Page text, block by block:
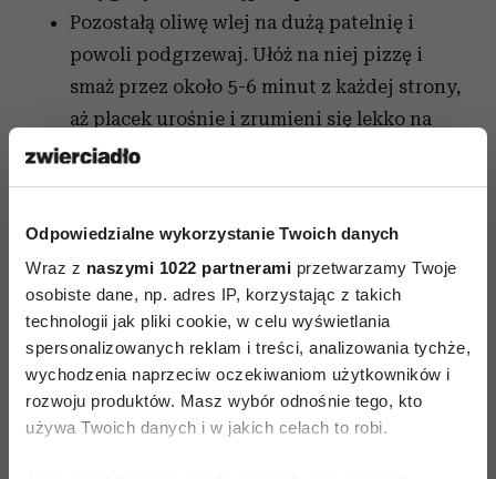
Odpowiedzialne wykorzystanie Twoich danych
Wraz z naszymi 1022 partnerami przetwarzamy Twoje
osobiste dane, np. adres IP, korzystając z takich
technologii jak pliki cookie, w celu wyświetlania
spersonalizowanych reklam i treści, analizowania tychże,
wychodzenia naprzeciw oczekiwaniom użytkowników i
rozwoju produktów. Masz wybór odnośnie tego, kto
używa Twoich danych i w jakich celach to robi.
Pozostałą oliwę wlej na dużą patelnię i
powoli podgrzewaj. Ułóż na niej pizzę i
smaż przez około 5-6 minut z każdej strony,
aż placek urośnie i zrumieni się lekko na
brzegach.
Polentę z warzywami ułóż na talerzach,
soków, które się wygotowały.cztery części. Z
każdej z nich uformuj cienki placek w
kształcie bułki do hamburgera, grubości
około 2,5 cm i średnicy 5 cm.